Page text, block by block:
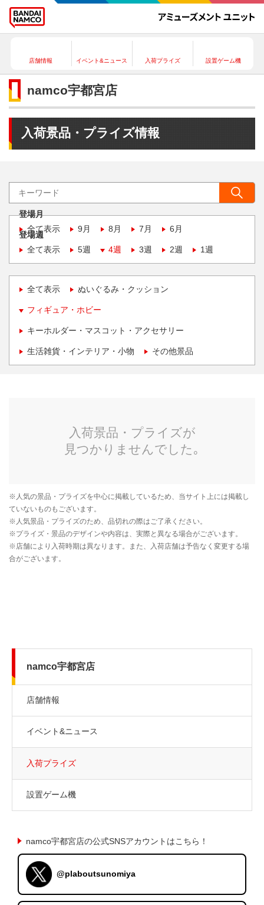
店舗情報 イベント&ニュース 入荷プライズ 設置ゲーム機
namco宇都宮店
入荷景品・プライズ情報
登場月
全て表示
9月 8月 7月 6月
登場週
全て表示
5週 4週 3週 2週 1週
全て表示 ぬいぐるみ・クッション
フィギュア・ホビー
キーホルダー・マスコット・アクセサリー
生活雑貨・インテリア・小物 その他景品
namco宇都宮店
店舗情報
イベント&ニュース
入荷プライズ
設置ゲーム機
namco宇都宮店の公式SNSアカウントはこちら！
@plaboutsunomiya